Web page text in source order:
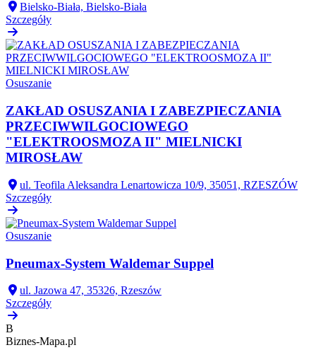
Bielsko-Biała, Bielsko-Biała
Szczegóły
Osuszanie
ZAKŁAD OSUSZANIA I ZABEZPIECZANIA
PRZECIWWILGOCIOWEGO
"ELEKTROOSMOZA II" MIELNICKI
MIROSŁAW
ul. Teofila Aleksandra Lenartowicza 10/9, 35051, RZESZÓW
Szczegóły
Osuszanie
Pneumax-System Waldemar Suppel
ul. Jazowa 47, 35326, Rzeszów
Szczegóły
B
Biznes-Mapa.pl